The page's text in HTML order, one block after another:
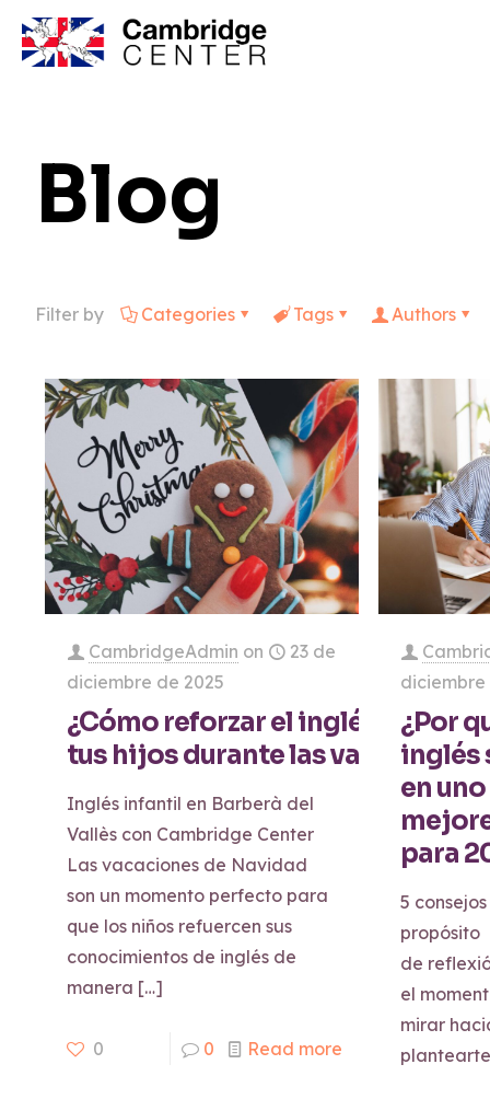
Blog
Filter by Categories Tags Authors
CambridgeAdmin on
23 de
diciembre de 2025
¿Cómo reforzar el inglés de
tus hijos durante las vacaciones
Inglés infantil en Barberà del
Vallès con Cambridge Center
Las vacaciones de Navidad
son un momento perfecto para
que los niños refuercen sus
conocimientos de inglés de
manera […]
0 0 Read more
diciembre
¿Por
inglés
en
para
5
propósito
de
el
mirar